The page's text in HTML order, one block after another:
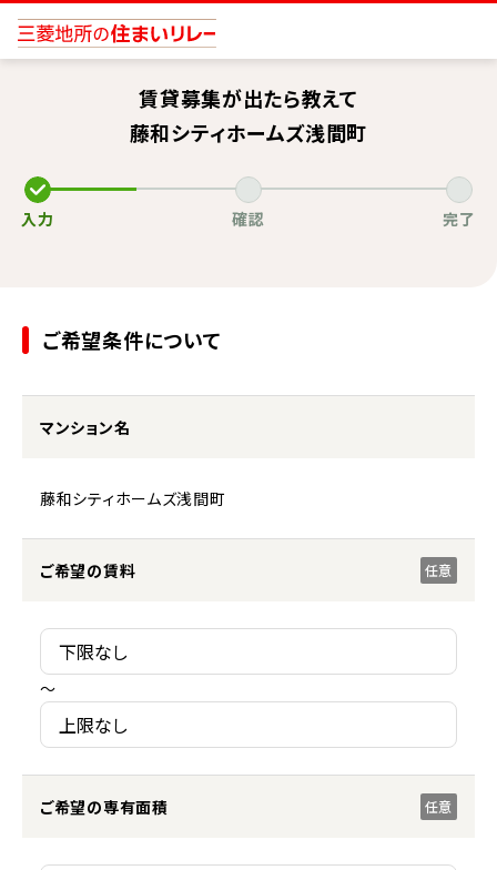
賃貸募集が出たら教えて
藤和シティホームズ浅間町
入力 確認 完了
ご希望条件について
マンション名
藤和シティホームズ浅間町
ご希望の賃料 任意
～
ご希望の専有面積 任意